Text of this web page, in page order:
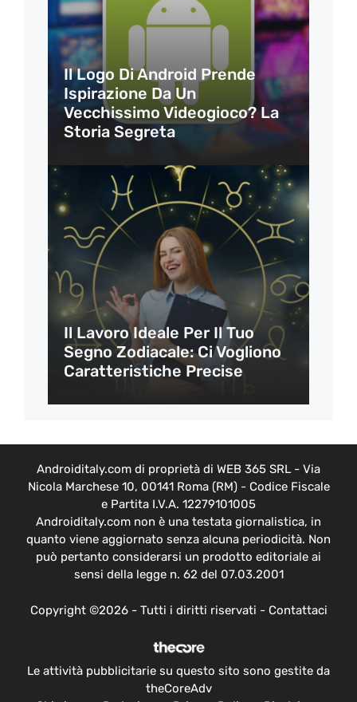
Il Logo Di Android Prende
Ispirazione Da Un
Vecchissimo Videogioco? La
Storia Segreta
Il Lavoro Ideale Per Il Tuo
Segno Zodiacale: Ci Vogliono
Caratteristiche Precise
Androiditaly.com di proprietà di WEB 365 SRL - Via
Nicola Marchese 10, 00141 Roma (RM) - Codice Fiscale
e Partita I.V.A. 12279101005
Androiditaly.com non è una testata giornalistica, in
quanto viene aggiornato senza alcuna periodicità. Non
può pertanto considerarsi un prodotto editoriale ai
sensi della legge n. 62 del 07.03.2001
Copyright ©2026 - Tutti i diritti riservati - Contattaci
Le attività pubblicitarie su questo sito sono gestite da
theCoreAdv